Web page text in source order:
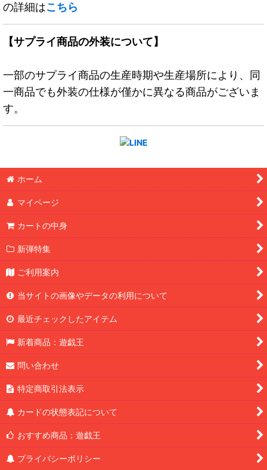
の詳細はこちら
【サプライ商品の外装について】
一部のサプライ商品の生産時期や生産場所により、同
一商品でも外装の仕様が僅かに異なる商品がございま
す。
ホーム
マイページ
カートの中身
新弾特集
ご利用案内
当サイトの画像やデータの利用について
最近チェックしたアイテム
新着商品：遊戯王
問い合わせ
特定商取引法表示
カードの状態表記について
おすすめ商品：遊戯王
プライバシーポリシー